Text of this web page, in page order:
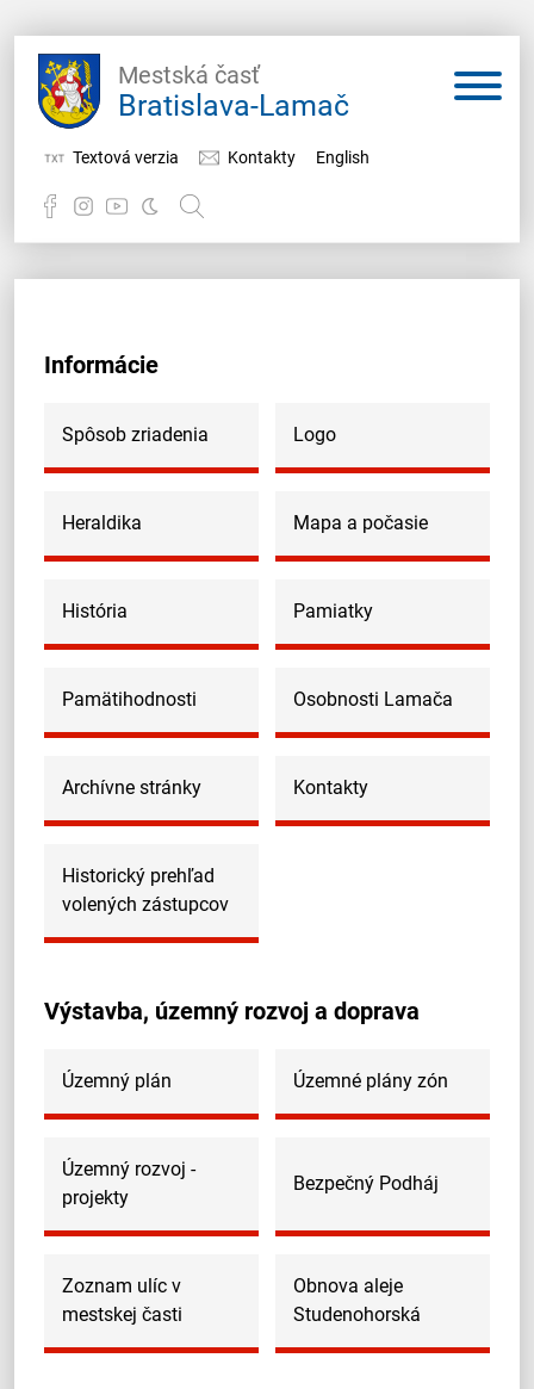
Mestská časť
Bratislava-Lamač
Textová verzia Kontakty English
Miestny úrad
O Lamači
Informácie
Spôsob zriadenia Logo
Heraldika Mapa a počasie
História Pamiatky
Pamätihodnosti Osobnosti Lamača
Archívne stránky Kontakty
Historický prehľad
volených zástupcov
Výstavba, územný rozvoj a doprava
Územný plán Územné plány zón
Územný rozvoj -
projekty
Bezpečný Podháj
Zoznam ulíc v
mestskej časti
Obnova aleje
Studenohorská